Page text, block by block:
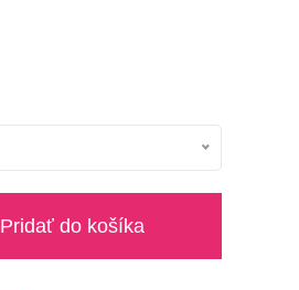
Pridať do košíka